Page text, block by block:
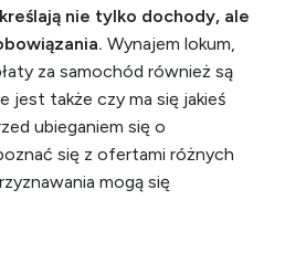
nie tylko dochody, ale
Wynajem lokum,
za samochód również są
jest także czy ma się jakieś
ubieganiem się o
się z ofertami różnych
mogą się